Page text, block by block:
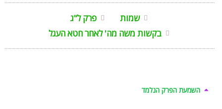
שמות
פרק ל"ג
בקשות משה מה' לאחר חטא העגל
השמעת הפרק הנלמד